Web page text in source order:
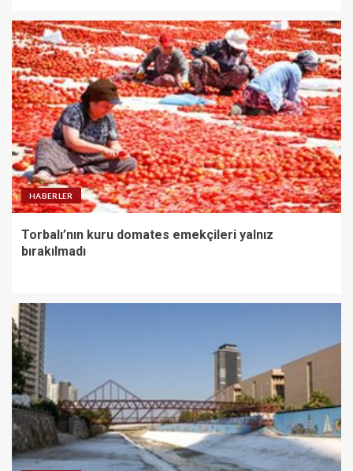
HABERLER
Torbalı’nın kuru domates emekçileri yalnız
bırakılmadı